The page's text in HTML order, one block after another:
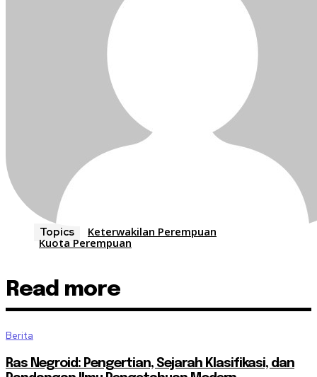
Topics
Keterwakilan Perempuan
Kuota Perempuan
Read more
Berita
Ras Negroid: Pengertian, Sejarah Klasifikasi, dan